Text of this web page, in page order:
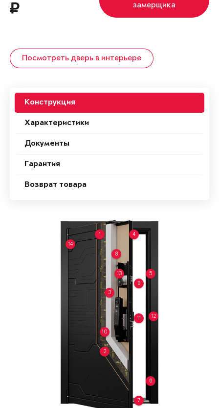
замерщика
Посмотреть дверь в интерьере
Конструкция
Характеристики
Документы
Гарантия
Возврат товара
1
2
3
4
5
6
7
8
9
10
11 12
13
14